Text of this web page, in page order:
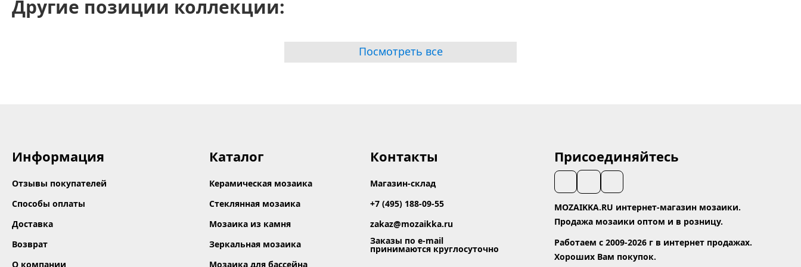
Другие позиции коллекции:
Посмотреть все
Информация
Отзывы покупателей
Способы оплаты
Доставка
Возврат
О компании
Каталог
Керамическая мозаика
Стеклянная мозаика
Мозаика из камня
Зеркальная мозаика
Мозаика для бассейна
Контакты
Магазин-склад
+7 (495) 188-09-55
zakaz@mozaikka.ru
Заказы по e-mail
принимаются круглосуточно
Присоединяйтесь
MOZAIKKA.RU интернет-магазин мозаики.
Продажа мозаики оптом и в розницу.
Работаем с 2009-2026 г в интернет продажах.
Хороших Вам покупок.